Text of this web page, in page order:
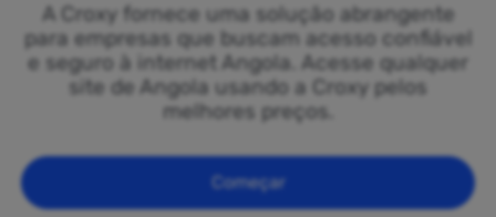
A Croxy fornece uma solução abrangente
para empresas que buscam acesso confiável
e seguro à internet Angola. Acesse qualquer
site de Angola usando a Croxy pelos
melhores preços.
Começar